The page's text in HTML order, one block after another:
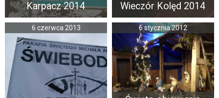
Karpacz 2014 Wieczór Kolęd 2014
6 czerwca 2013 6 stycznia 2012